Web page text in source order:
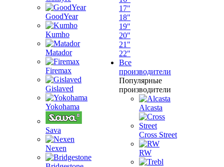
GoodYear
Kumho
Matador
Firemax
Gislaved
Yokohama
Sava
Nexen
17"
18"
19"
20"
21"
22"
Все
производители
Популярные
производители
Alcasta
Cross Street
RW